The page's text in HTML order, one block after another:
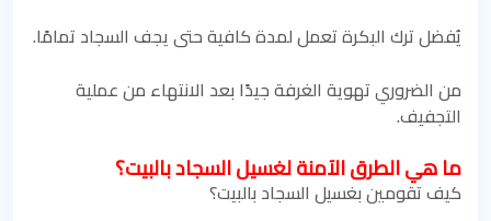
يُفضل ترك البكرة تعمل لمدة كافية حتى يجف السجاد تمامًا.
من الضروري تهوية الغرفة جيدًا بعد الانتهاء من عملية
التجفيف.
ما هي الطرق الآمنة لغسيل السجاد بالبيت؟
كيف تقومين بغسيل السجاد بالبيت؟